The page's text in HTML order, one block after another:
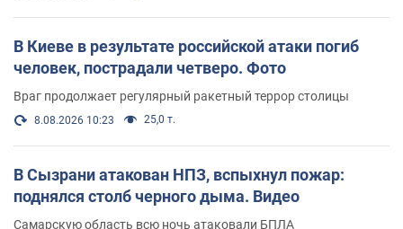
В Киеве в результате российской атаки погиб
человек, пострадали четверо. Фото
Враг продолжает регулярный ракетный террор столицы
8.08.2026 10:23 25,0 т.
В Сызрани атакован НПЗ, вспыхнул пожар:
поднялся столб черного дыма. Видео
Самарскую область всю ночь атаковали БПЛА